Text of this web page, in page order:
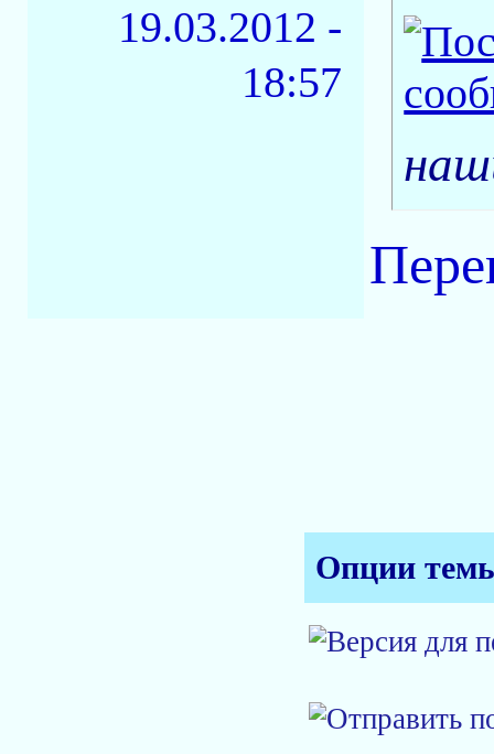
19.03.2012 -
18:57
Опции